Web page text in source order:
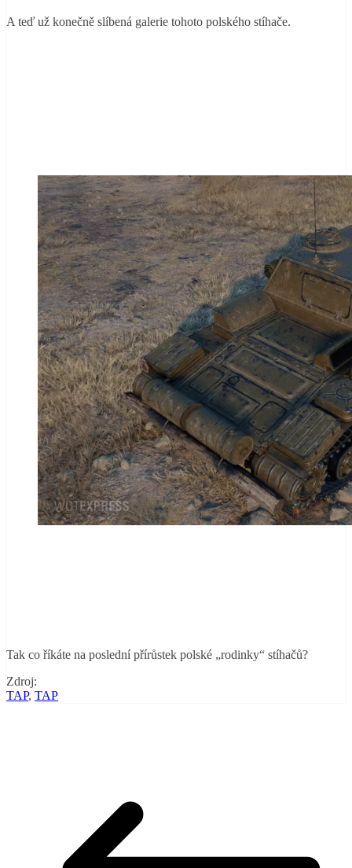
A teď už konečně slíbená galerie tohoto polského stíhače.
Tak co říkáte na poslední přírůstek polské „rodinky“ stíhačů?
Zdroj:
TAP, TAP